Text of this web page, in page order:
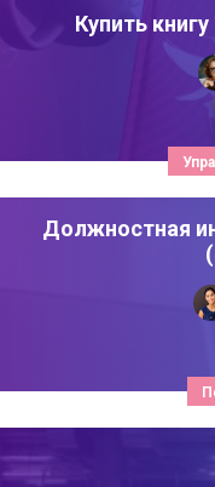
Купить
Должностная